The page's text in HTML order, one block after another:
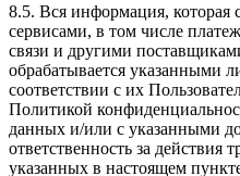
8.5. Вся информация, которая
сервисами, в том числе
связи и другими
обрабатывается указанными
соответствии с их
Политикой
данных и/или с указанными
ответственность за действия
указанных в настоящем